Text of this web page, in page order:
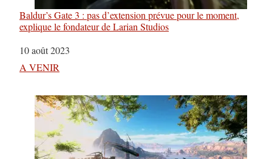
Baldur’s Gate 3 : pas d’extension prévue pour le moment,
explique le fondateur de Larian Studios
Date
10 août 2023
Par rapport à
A VENIR